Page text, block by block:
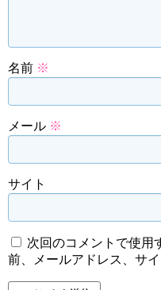
名前 ※
メール ※
サイト
次回のコメントで使用
前、メールアドレス、サイ